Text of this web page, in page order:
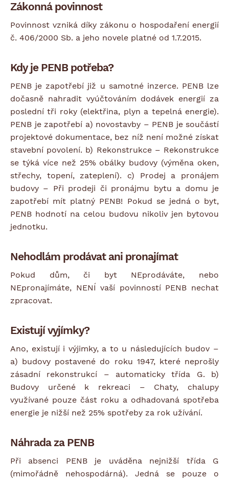
Zákonná povinnost
Povinnost vzniká díky zákonu o hospodaření energií
č. 406/2000 Sb. a jeho novele platné od 1.7.2015.
Kdy je PENB potřeba?
PENB je zapotřebí již u samotné inzerce. PENB lze
dočasně nahradit vyúčtováním dodávek energií za
poslední tři roky (elektřina, plyn a tepelná energie).
PENB je zapotřebí a) novostavby – PENB je součástí
projektové dokumentace, bez níž není možné získat
stavební povolení. b) Rekonstrukce – Rekonstrukce
se týká více než 25% obálky budovy (výměna oken,
střechy, topení, zateplení). c) Prodej a pronájem
budovy – Při prodeji či pronájmu bytu a domu je
zapotřebí mít platný PENB! Pokud se jedná o byt,
PENB hodnotí na celou budovu nikoliv jen bytovou
jednotku.
Nehodlám prodávat ani pronajímat
Pokud dům, či byt NEprodáváte, nebo
NEpronajímáte, NENÍ vaší povinností PENB nechat
zpracovat.
Existují vyjímky?
Ano, existují i výjimky, a to u následujících budov –
a) budovy postavené do roku 1947, které neprošly
zásadní rekonstrukcí – automaticky třída G. b)
Budovy určené k rekreaci – Chaty, chalupy
využívané pouze část roku a odhadovaná spotřeba
energie je nižší než 25% spotřeby za rok užívání.
Náhrada za PENB
Při absenci PENB je uváděna nejnižší třída G
(mimořádně nehospodárná). Jedná se pouze o